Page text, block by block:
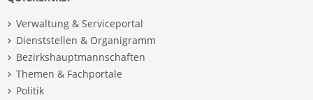
Verwaltung & Serviceportal
Dienststellen & Organigramm
Bezirkshauptmannschaften
Themen & Fachportale
Politik